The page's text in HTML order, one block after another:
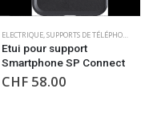
ELECTRIQUE,SUPPORTS DE TÉLÉPHONE/GPS
Etui pour support
Smartphone SP Connect
CHF 58.00